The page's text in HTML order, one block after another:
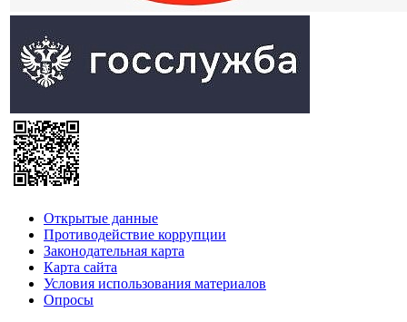
Открытые данные
Противодействие коррупции
Законодательная карта
Карта сайта
Условия использования материалов
Опросы